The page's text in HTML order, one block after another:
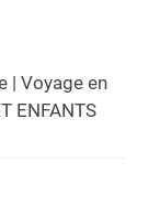
| Voyage en
ENFANTS